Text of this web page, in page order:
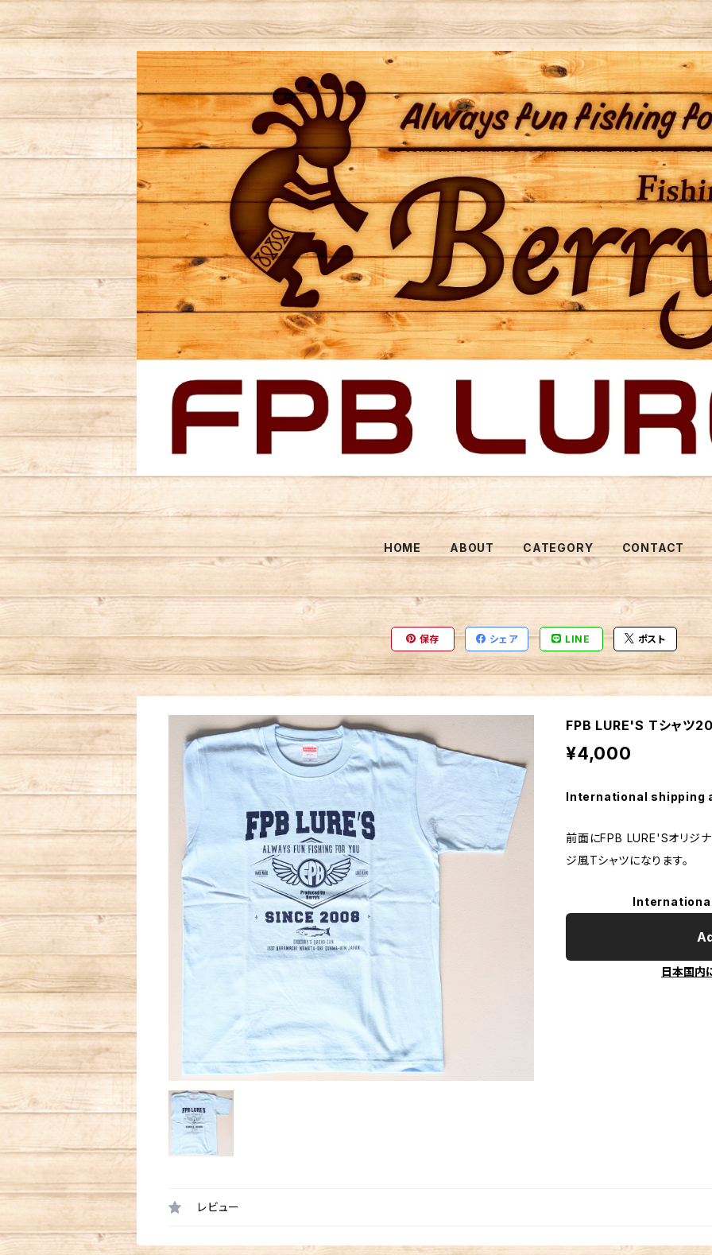
HOME ABOUT CATEGORY CONTACT
保存 シェア LINE ポスト
FPB LURE'S Tシャツ
¥4,000
International shipping
前面にFPB LURE'Sオリジ
ジ風Tシャツになります。
日本国内
レビュー